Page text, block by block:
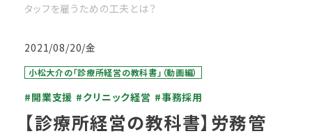
タッフを雇うための工夫とは？
2021/08/20/金
小松大介の「診療所経営の教科書」（動画編）
#開業支援 #クリニック経営 #事務採用
【診療所経営の教科書】労務管